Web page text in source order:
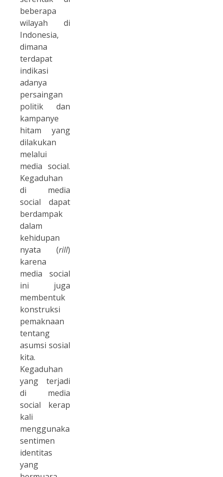
beberapa
wilayah di
Indonesia,
dimana
terdapat
indikasi
adanya
persaingan
politik dan
kampanye
hitam yang
dilakukan
melalui
media social.
Kegaduhan
di media
social dapat
berdampak
dalam
kehidupan
nyata (rill)
karena
media social
ini juga
membentuk
konstruksi
pemaknaan
tentang
asumsi sosial
kita.
Kegaduhan
yang terjadi
di media
social kerap
kali
menggunakan
sentimen
identitas
yang